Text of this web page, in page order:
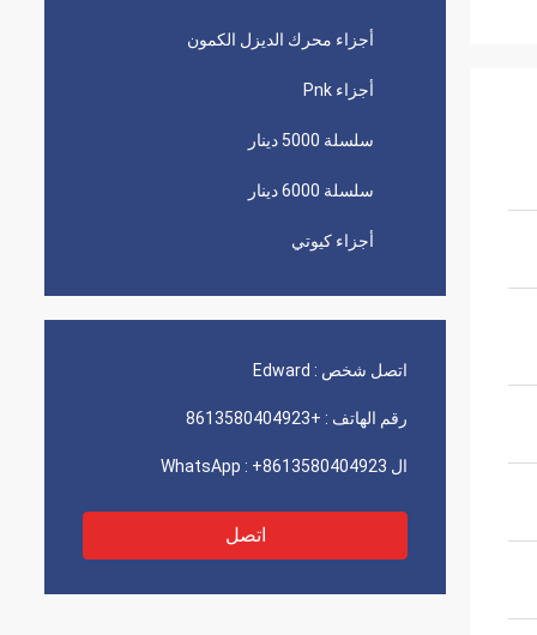
أجزاء محرك الديزل الكمون
أجزاء Pnk
سلسلة 5000 دينار
سلسلة 6000 دينار
أجزاء كيوتي
اتصل شخص : Edward
رقم الهاتف : +8613580404923
ال WhatsApp : +8613580404923
اتصل